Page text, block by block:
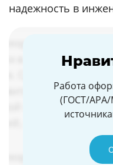
надежность в
Работа
(ГОСТ/APA/